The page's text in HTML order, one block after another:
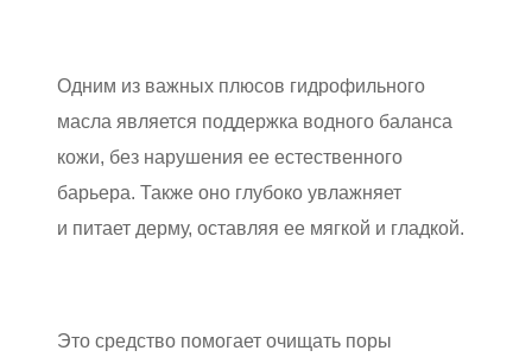
Одним из важных плюсов гидрофильного
масла является поддержка водного баланса
кожи, без нарушения ее естественного
барьера. Также оно глубоко увлажняет
и питает дерму, оставляя ее мягкой и гладкой.
Это средство помогает очищать поры